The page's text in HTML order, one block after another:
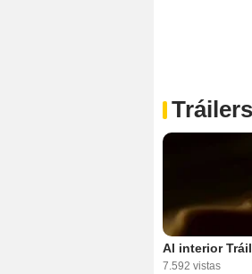
Tráilers
Al interior
7.592 vistas